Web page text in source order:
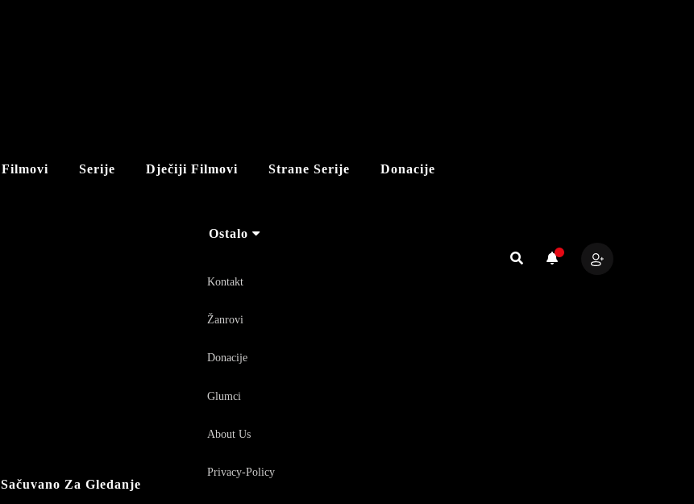
Filmovi Serije Dječiji Filmovi Strane Serije Donacije
Sačuvano Za Gledanje
Ostalo
Kontakt
Žanrovi
Donacije
Glumci
About Us
Privacy-Policy